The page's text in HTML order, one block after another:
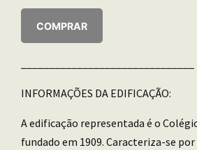
COMPRAR
INFORMAÇÕES DA EDIFICAÇÃO:
A edificação representada é o
fundado em 1909. Caracteriza-se